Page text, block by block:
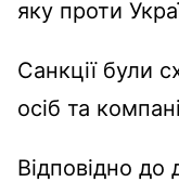
яку проти
Санкції були
осіб та
Відповідно